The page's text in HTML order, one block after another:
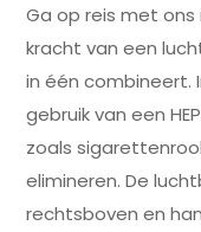
Ga op reis met
kracht van een
in één combineert.
gebruik van een
zoals
elimineren. De
rechtsboven en